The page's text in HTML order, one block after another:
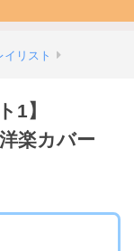
イリスト
1】
楽カバー